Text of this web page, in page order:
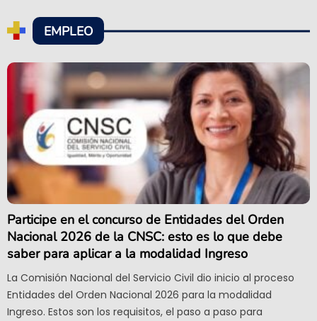
EMPLEO
Participe en el concurso de Entidades del Orden
Nacional 2026 de la CNSC: esto es lo que debe
saber para aplicar a la modalidad Ingreso
La Comisión Nacional del Servicio Civil dio inicio al proceso
Entidades del Orden Nacional 2026 para la modalidad
Ingreso. Estos son los requisitos, el paso a paso para